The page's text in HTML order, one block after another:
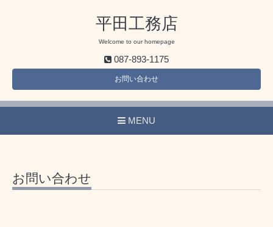
平田工務店
Welcome to our homepage
087-893-1175
お問い合わせ
MENU
お問い合わせ